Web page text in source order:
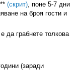
(скрит), поне 5-7 дни
на броя гости и
да грабнете толкова
(заради